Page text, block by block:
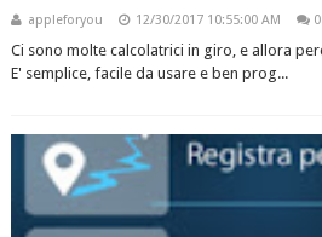
appleforyou 12/30/2017 10:55:00 AM 0
Ci sono molte calcolatrici in giro, e allora
E' semplice, facile da usare e ben prog...